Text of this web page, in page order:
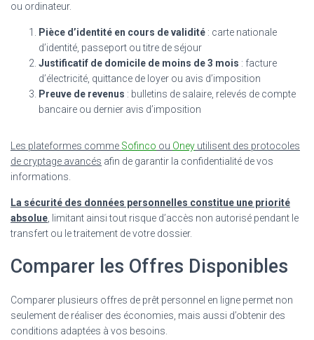
ou ordinateur.
Pièce d’identité en cours de validité : carte nationale
d’identité, passeport ou titre de séjour
Justificatif de domicile de moins de 3 mois : facture
d’électricité, quittance de loyer ou avis d’imposition
Preuve de revenus : bulletins de salaire, relevés de compte
bancaire ou dernier avis d’imposition
Les plateformes comme Sofinco ou Oney utilisent des protocoles
de cryptage avancés afin de garantir la confidentialité de vos
informations.
La sécurité des données personnelles constitue une priorité
absolue, limitant ainsi tout risque d’accès non autorisé pendant le
transfert ou le traitement de votre dossier.
Comparer les Offres Disponibles
Comparer plusieurs offres de prêt personnel en ligne permet non
seulement de réaliser des économies, mais aussi d’obtenir des
conditions adaptées à vos besoins.